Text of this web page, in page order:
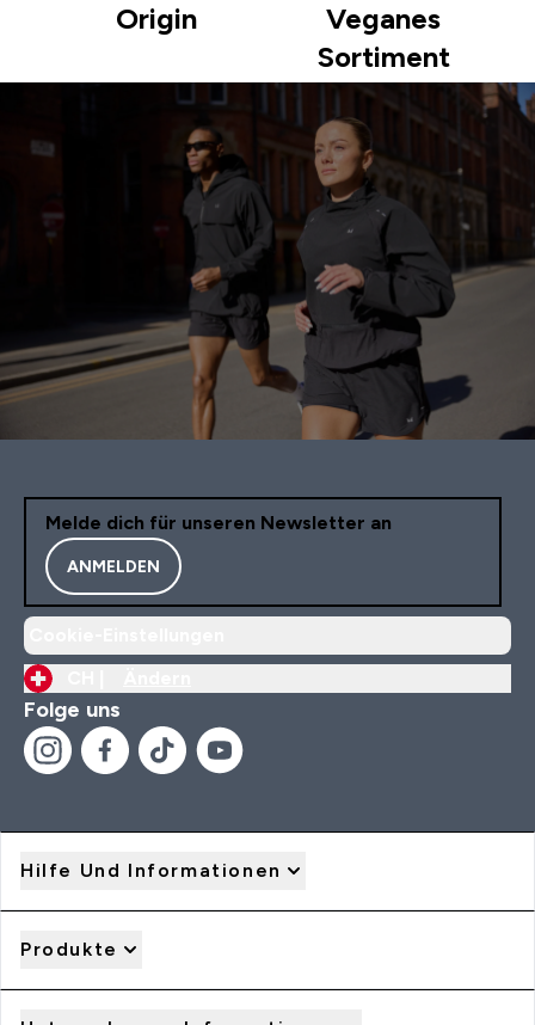
Origin
Veganes
Sortiment
Melde dich für unseren Newsletter an
ANMELDEN
Folge uns
Hilfe Und Informationen
Produkte